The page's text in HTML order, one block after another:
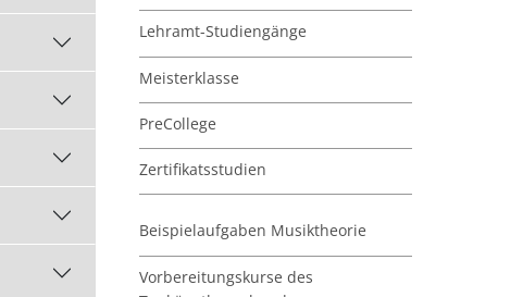
Lehramt-Studiengänge
Meisterklasse
PreCollege
Zertifikatsstudien
Beispielaufgaben Musiktheorie
Vorbereitungskurse des